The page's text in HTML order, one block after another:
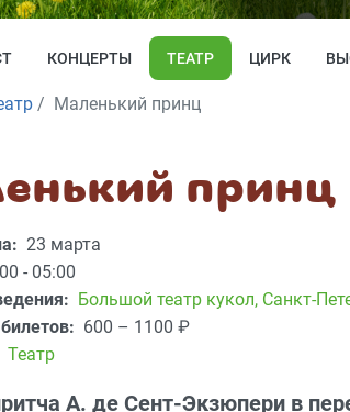
КОНЦЕРТЫ ТЕАТР ЦИРК
Маленький принц
принц
23 марта
- 05:00
Большой театр кукол, Санкт-
600 – 1100 ₽
Театр
А. де Сент-Экзюпери в